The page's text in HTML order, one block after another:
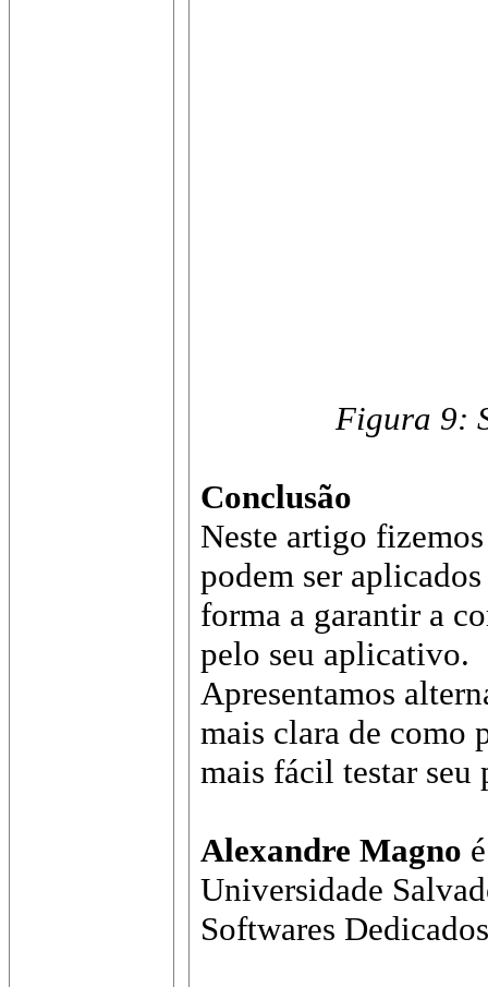
Figura 9:
Conclusão
Neste artigo
podem ser
forma a garantir a
pelo seu aplicativo.
Apresentamos
mais clara de como
mais fácil testar seu
Alexandre Magno
Universidade
Softwares